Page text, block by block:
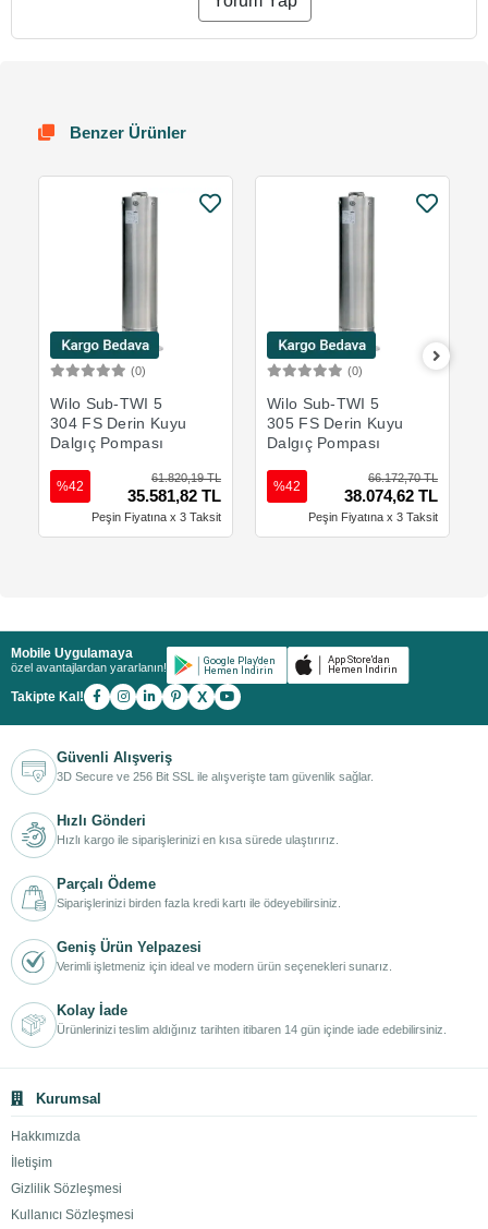
Benzer Ürünler
(0)
Wilo Sub-TWI 5
304 FS Derin Kuyu
Dalgıç Pompası
61.820,19 TL
35.581,82 TL
%42
Peşin Fiyatına x 3 Taksit
(0)
Wilo Sub-TWI 5
305 FS Derin Kuyu
Dalgıç Pompası
66.172,70 TL
38.074,62 TL
%42
Peşin Fiyatına x 3 Taksit
Mobile Uygulamaya
özel avantajlardan yararlanın!
Takipte Kal! X
Güvenli Alışveriş
3D Secure ve 256 Bit SSL ile alışverişte tam güvenlik sağlar.
Hızlı Gönderi
Hızlı kargo ile siparişlerinizi en kısa sürede ulaştırırız.
Parçalı Ödeme
Siparişlerinizi birden fazla kredi kartı ile ödeyebilirsiniz.
Geniş Ürün Yelpazesi
Verimli işletmeniz için ideal ve modern ürün seçenekleri sunarız.
Kolay İade
Ürünlerinizi teslim aldığınız tarihten itibaren 14 gün içinde iade edebilirsiniz.
Kurumsal
Hakkımızda
İletişim
Gizlilik Sözleşmesi
Kullanıcı Sözleşmesi